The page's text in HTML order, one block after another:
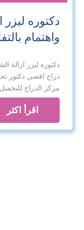
دكتوره ليزر
واهتمام
دكتوره ليزر ازالة
دراج افضى دكتور
مركز الدراج
اقرأ اكثر